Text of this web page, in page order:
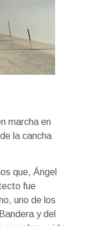
marcha en
la cancha
que, Ángel
fue
uno de los
y del